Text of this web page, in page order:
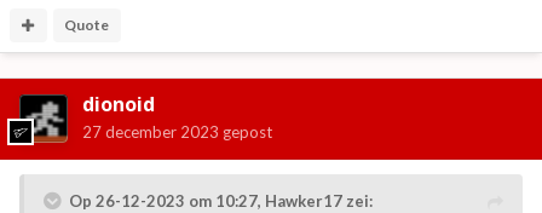
Quote
dionoid
27 december 2023 gepost
Op 26-12-2023 om 10:27, Hawker17 zei: